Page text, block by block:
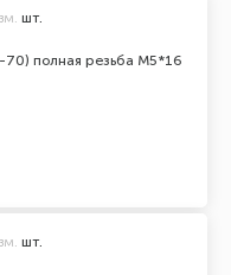
полная резьба М5*16
шт.
шт.